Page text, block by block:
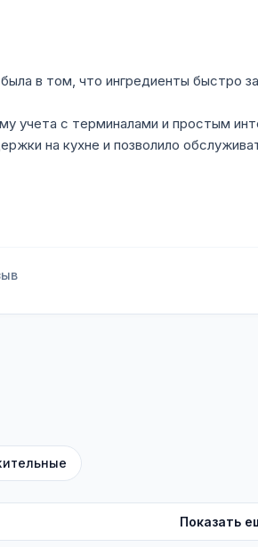
в том, что ингредиенты быстро
учета с терминалами и простым
на кухне и позволило
Показать